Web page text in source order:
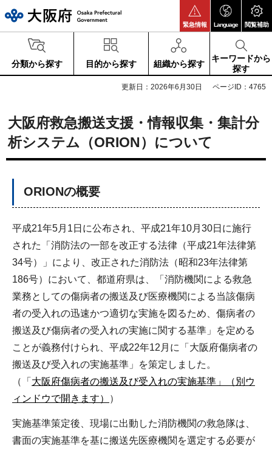
緊急情報 Language 閲覧補助
分類から探す 目的から探す 組織から探す
キーワードから
探す
更新日：2026年6月30日 ページID：4765
大阪府救急搬送支援・情報収集・集計分
析システム（ORION）について
ORIONの概要
平成21年5月1日に公布され、平成21年10月30日に施行
された「消防法の一部を改正する法律（平成21年法律第
34号）」により、改正された消防法（昭和23年法律第
186号）において、都道府県は、「消防機関による救急
業務としての傷病者の搬送及び医療機関による当該傷病
者の受入れの迅速かつ適切な実施を図るため、傷病者の
搬送及び傷病者の受入れの実施に関する基準」を定める
ことが義務付けられ、平成22年12月に「大阪府傷病者の
搬送及び受入れの実施基準」を策定しました。
（「 大阪府傷病者の搬送及び受入れの実施基準」（別ウ
ィンドウで開きます）
）
実施基準策定後、現場に出動した消防機関の救急隊は、
書面の実施基準を基に搬送先医療機関を選定する必要が